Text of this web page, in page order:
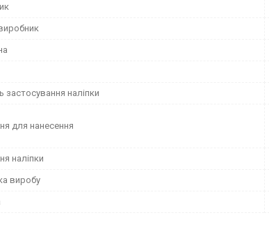
застосування наліпки
для нанесення
наліпки
виробу